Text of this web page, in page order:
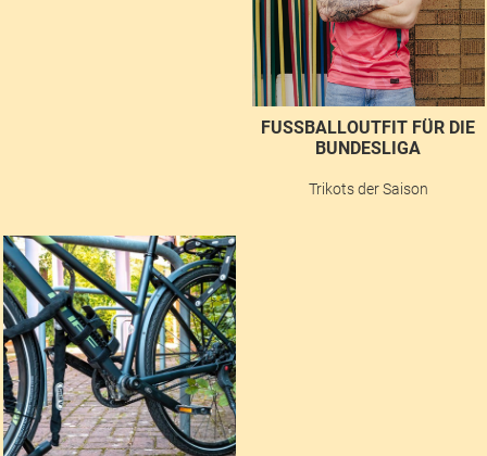
FUSSBALLOUTFIT FÜR DIE B
UNDESLIGA
Trikots der Saison